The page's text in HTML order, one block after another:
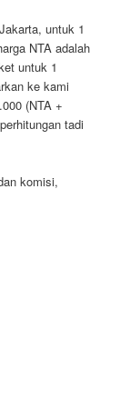
untuk 1
NTA adalah
untuk 1
ke kami
(NTA +
tadi
komisi,